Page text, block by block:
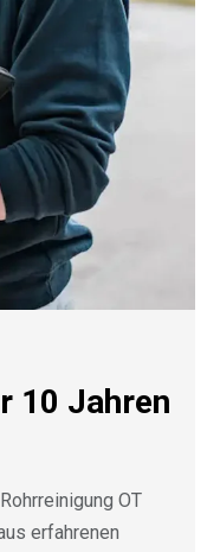
10 Jahren
OT
erfahrenen